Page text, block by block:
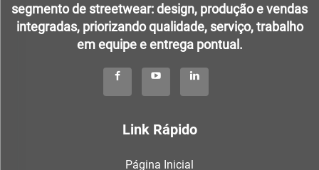
segmento de streetwear: design, produção e vendas
integradas, priorizando qualidade, serviço, trabalho
em equipe e entrega pontual.
Link Rápido
Página Inicial